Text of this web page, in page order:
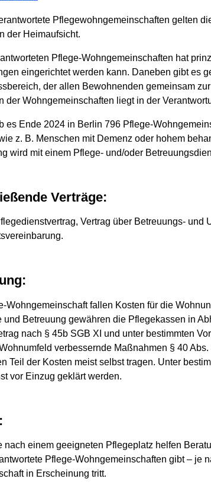
Pflegewohngemeinschaften gelten
der Heimaufsicht.
Pflege-Wohngemeinschaften hat
eingerichtet werden kann. Daneben gibt es
der allen Bewohnenden gemeinsam
der Wohngemeinschaften liegt in der
es Ende 2024 in Berlin 796 Pflege-
z. B. Menschen mit Demenz oder hohem
wird mit einem Pflege- und/oder
Verträge:
Vertrag über Betreuungs-
Wohngemeinschaft fallen Kosten für die
und Betreuung gewähren die Pflegekassen in
nach § 45b SGB XI und unter bestimmten
verbessernde Maßnahmen § 40
Teil der Kosten meist selbst tragen. Unter
vor Einzug geklärt werden.
nach einem geeigneten Pflegeplatz helfen
Pflege-Wohngemeinschaften gibt – je
in Erscheinung tritt.